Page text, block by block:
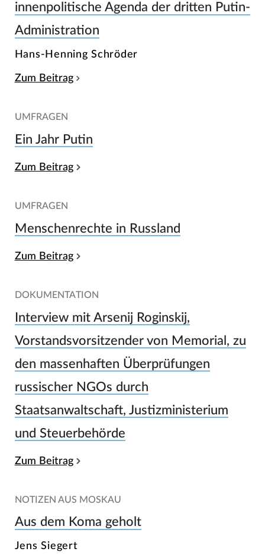
innenpolitische Agenda der dritten Putin-
Administration
Hans-Henning Schröder
Zum Beitrag
UMFRAGEN
Ein Jahr Putin
Zum Beitrag
UMFRAGEN
Menschenrechte in Russland
Zum Beitrag
DOKUMENTATION
Interview mit Arsenij Roginskij,
Vorstandsvorsitzender von Memorial, zu
den massenhaften Überprüfungen
russischer NGOs durch
Staatsanwaltschaft, Justizministerium
und Steuerbehörde
Zum Beitrag
NOTIZEN AUS MOSKAU
Aus dem Koma geholt
Jens Siegert